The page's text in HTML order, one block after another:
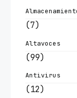
(7)
Altavoces
(99)
Antivirus
(12)